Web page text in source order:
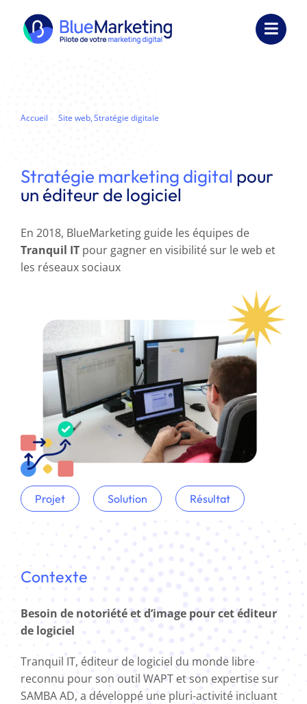
contenu
Réalisations
Société
Accueil Site web Stratégie digitale
Stratégie marketing digital pour
un éditeur de logiciel
En 2018, BlueMarketing guide les équipes de
Tranquil ITpour gagner en visibilité sur le web et
les réseaux sociaux
Projet Solution Résultat
Contexte
Besoin de notoriété et d’image pour cet éditeur
de logiciel
Tranquil IT, éditeur de logiciel du monde libre
reconnu pour son outil WAPT et son expertise sur
SAMBA AD, a développé une pluri-activité incluant